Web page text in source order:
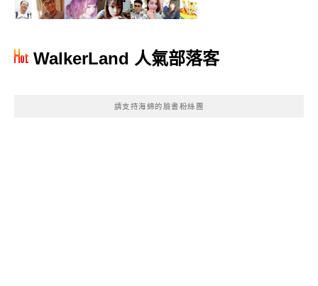
WalkerLand 人氣部落客
請支持海綿的臉書粉絲團